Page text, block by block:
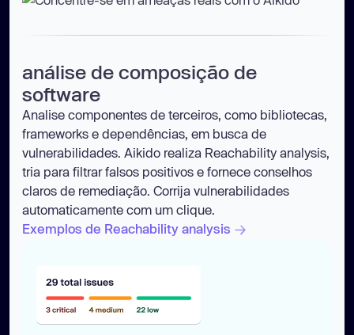
análise de composição de
software
Analise componentes de terceiros, como bibliotecas,
frameworks e dependências, em busca de
vulnerabilidades. Aikido realiza Reachability analysis,
tria para filtrar falsos positivos e fornece conselhos
claros de remediação. Corrija vulnerabilidades
automaticamente com um clique.
Exemplos de Reachability analysis